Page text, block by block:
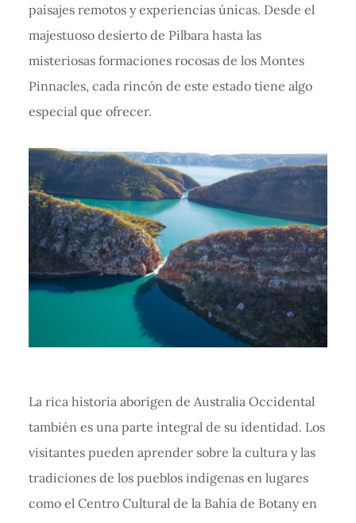
paisajes remotos y experiencias únicas. Desde el
majestuoso desierto de Pilbara hasta las
misteriosas formaciones rocosas de los Montes
Pinnacles, cada rincón de este estado tiene algo
especial que ofrecer.
La rica historia aborigen de Australia Occidental
también es una parte integral de su identidad. Los
visitantes pueden aprender sobre la cultura y las
tradiciones de los pueblos indígenas en lugares
como el Centro Cultural de la Bahía de Botany en